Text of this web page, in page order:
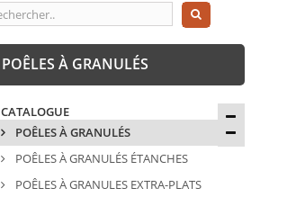
Poêle à granulés étanche
Poêle à
POÊLES À GRANULÉS
CATALOGUE
POÊLES À GRANULÉS
POÊLES À GRANULÉS ÉTANCHES
POÊLES À GRANULES EXTRA-PLATS